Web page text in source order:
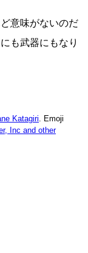
意味がないのだ
も武器にもなり
Katagiri. Emoji
Inc and other